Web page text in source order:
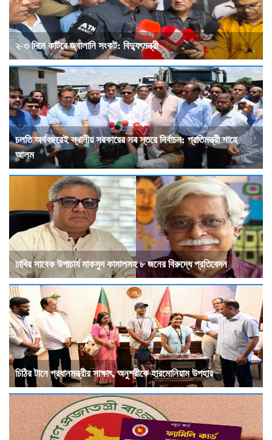
২-৩ দিনে কাটবে জ্বালানি সংকট: বিদ্যুৎমন্ত্রী
চলতি অর্থবছরেই স্থানীয় সরকারের সব স্তরে নির্বাচন: প্রতিমন্ত্রী শাহে
আলম
ঢাবির সাবেক উপাচার্য মাকসুদ কামালসহ ৮ জনের বিরুদ্ধে প্রতিবেদন
চিঠির টানে প্রধানমন্ত্রীর সাক্ষাৎ, অনুশ্রীকে হারমোনিয়াম উপহার